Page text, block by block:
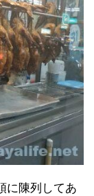
に陳列してあ